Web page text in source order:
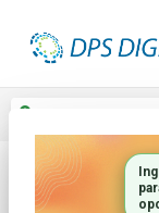
Inicio